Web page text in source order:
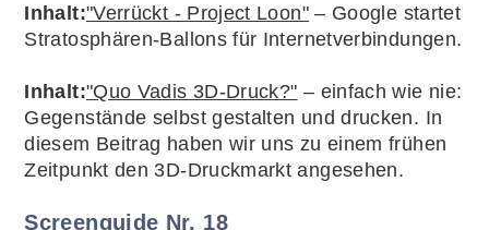
Inhalt:"Verrückt - Project Loon"– Google startet
Stratosphären-Ballons für Internetverbindungen.
Inhalt:"Quo Vadis 3D-Druck?" – einfach wie nie:
Gegenstände selbst gestalten und drucken. In
diesem Beitrag haben wir uns zu einem frühen
Zeitpunkt den 3D-Druckmarkt angesehen.
Screenguide Nr. 18